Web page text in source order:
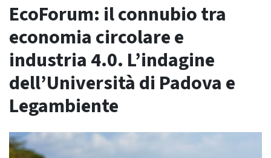
EcoForum: il connubio tra
economia circolare e
industria 4.0. L’indagine
dell’Università di Padova e
Legambiente